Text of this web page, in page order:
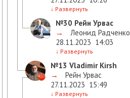
↓ Развернуть
№30 Рейн Урвас
→
Леонид Радченко
28.11.2023 14:03
↓ Развернуть
№13 Vladimir Kirsh
→
Рейн Урвас
27.11.2023 15:49
↓ Развернуть